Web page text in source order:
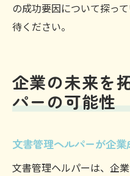
の成功要因について探っ
待ください。
企業の未来を
パーの可能性
文書管理ヘルパーが企
文書管理ヘルパーは、企